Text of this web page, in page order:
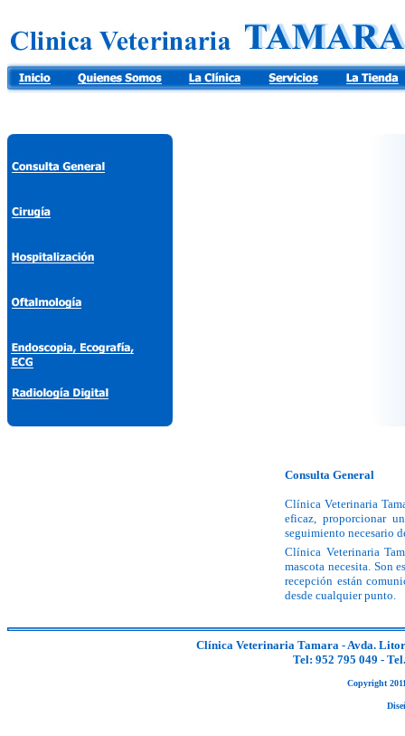
Consulta General
Clínica Veterinaria
eficaz, proporcionar
seguimiento necesario
Clínica Veterinaria
mascota necesita. Son
recepción están
desde cualquier punto.
Clínica Veterinaria Tamara - Avda.
Tel: 952 795 049 -
Copyright